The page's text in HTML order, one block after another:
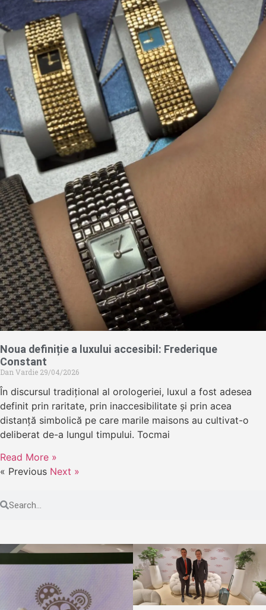
Noua definiție a luxului accesibil: Frederique
Constant
Dan Vardie 29/04/2026
În discursul tradițional al orologeriei, luxul a fost adesea
definit prin raritate, prin inaccesibilitate și prin acea
distanță simbolică pe care marile maisons au cultivat-o
deliberat de-a lungul timpului. Tocmai
Read More »
« Previous Next »